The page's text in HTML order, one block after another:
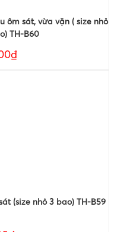
ôm sát, vừa vặn ( size nhỏ
TH-B60
(size nhỏ 3 bao) TH-B59